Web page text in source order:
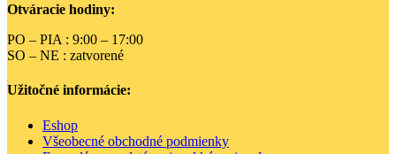
Otváracie hodiny:
PO – PIA : 9:00 – 17:00
SO – NE : zatvorené
Užitočné informácie:
Eshop
Všeobecné obchodné podmienky